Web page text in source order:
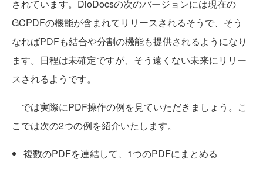
されています。DioDocsの次のバージョンには現在の
GCPDFの機能が含まれてリリースされるそうで、そう
なればPDFも結合や分割の機能も提供されるようになり
ます。日程は未確定ですが、そう遠くない未来にリリー
スされるようです。
では実際にPDF操作の例を見ていただきましょう。こ
こでは次の2つの例を紹介いたします。
複数のPDFを連結して、1つのPDFにまとめる